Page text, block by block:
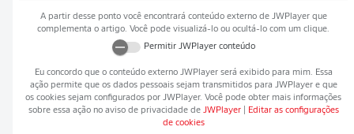
A partir desse ponto você encontrará conteúdo externo de JWPlayerque
complementa o artigo. Você pode visualizá-lo ou ocultá-lo com um clique.
Permitir JWPlayerconteúdo
Eu concordo que o conteúdo externo JWPlayerserá exibido para mim. Essa
ação permite que os dados pessoais sejam transmitidos para JWPlayere que
os cookies sejam configurados por JWPlayer. Você pode obter mais informações
sobre essa ação no aviso de privacidade de JWPlayer
Editar as configurações
de cookies